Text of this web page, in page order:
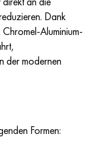
Dank
Aluminium-
der modernen
Formen: